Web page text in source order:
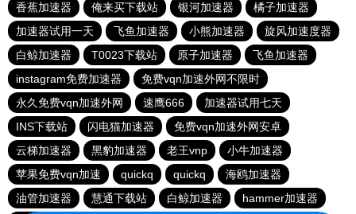
香蕉加速器
俺来买下载站 银河加速器
橘子加速器
加速器试用一天
飞鱼加速器 小熊加速器
旋风加速度器
白鲸加速器
T0023下载站 原子加速器
飞鱼加速器
instagram免费加速器
免费vqn加速外网不限时
永久免费vqn加速外网
速鹰666
加速器试用七天
INS下载站
闪电猫加速器
免费vqn加速外网安卓
云梯加速器
黑豹加速器 老王vnp
小牛加速器
苹果免费vqn加速
quickq quickq
海鸥加速器
油管加速器
慧通下载站 白鲸加速器 hammer加速器